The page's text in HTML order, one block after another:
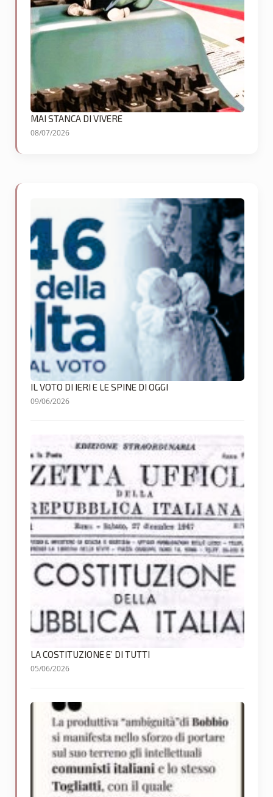
MAI STANCA DI VIVERE
08/07/2026
IL VOTO DI IERI E LE SPINE DI OGGI
09/06/2026
LA COSTITUZIONE E’ DI TUTTI
05/06/2026